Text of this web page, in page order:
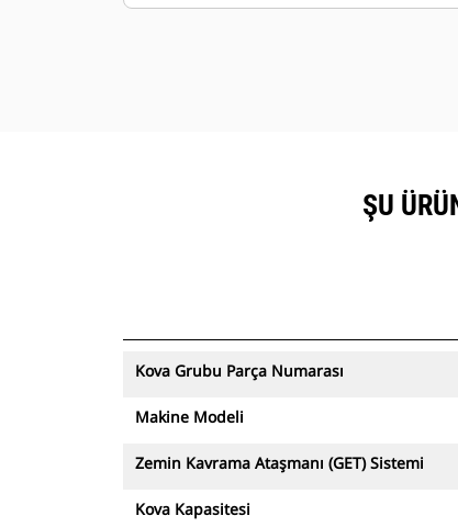
ŞU
Kova Grubu Parça Numarası
Makine Modeli
Zemin Kavrama Ataşmanı (GET) Sistemi
Kova Kapasitesi